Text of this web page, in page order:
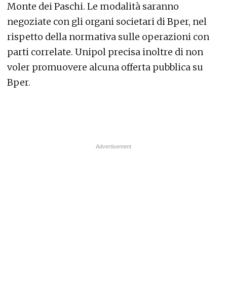
Monte dei Paschi. Le modalità saranno
negoziate con gli organi societari di Bper, nel
rispetto della normativa sulle operazioni con
parti correlate. Unipol precisa inoltre di non
voler promuovere alcuna offerta pubblica su
Bper.